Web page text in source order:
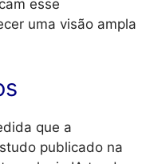
esse
uma visão ampla
que a
publicado na